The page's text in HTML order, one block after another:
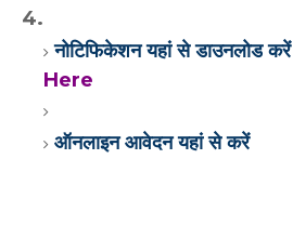
4.
नोटिफिकेशन यहां से डाउनलोड करें
Here
ऑनलाइन आवेदन यहां से करें